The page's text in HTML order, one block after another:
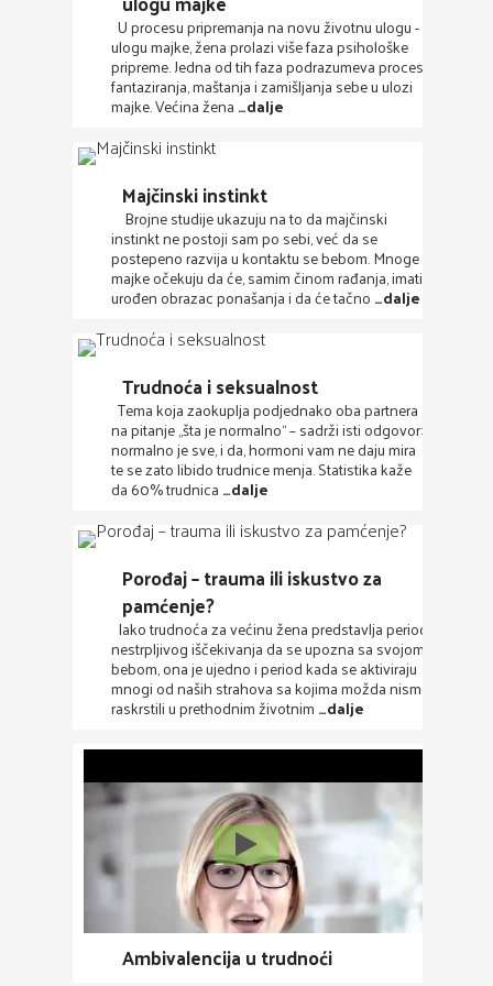
U procesu pripremanja na novu životnu ulogu -
ulogu majke, žena prolazi više faza psihološke
pripreme. Jedna od tih faza podrazumeva proces
fantaziranja, maštanja i zamišljanja sebe u ulozi
majke. Većina žena …dalje
Majčinski instinkt
Brojne studije ukazuju na to da majčinski
instinkt ne postoji sam po sebi, već da se
postepeno razvija u kontaktu se bebom. Mnoge
majke očekuju da će, samim činom rađanja, imati
urođen obrazac ponašanja i da će tačno …dalje
Trudnoća i seksualnost
Tema koja zaokuplja podjednako oba partnera
na pitanje „šta je normalno“ – sadrži isti odgovor:
normalno je sve, i da, hormoni vam ne daju mira
te se zato libido trudnice menja. Statistika kaže
da 60% trudnica …dalje
Porođaj – trauma ili iskustvo za
pamćenje?
Iako trudnoća za većinu žena predstavlja period
nestrpljivog iščekivanja da se upozna sa svojom
bebom, ona je ujedno i period kada se aktiviraju
mnogi od naših strahova sa kojima možda nismo
raskrstili u prethodnim životnim …dalje
Ambivalencija u trudnoći